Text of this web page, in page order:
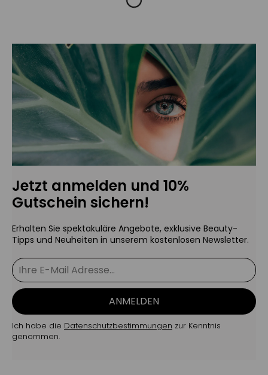
Jetzt anmelden und 10%
Gutschein sichern!
Erhalten Sie spektakuläre Angebote, exklusive Beauty-
Tipps und Neuheiten in unserem kostenlosen Newsletter.
ANMELDEN
Ich habe die Datenschutzbestimmungen zur Kenntnis
genommen.